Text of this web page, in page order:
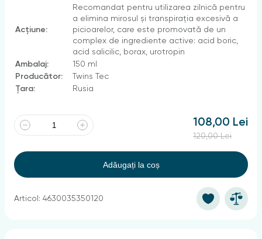
Acțiune:
Recomandat pentru utilizarea zilnică pentru
a elimina mirosul și transpirația excesivă a
picioarelor, care este promovată de un
complex de ingrediente active: acid boric,
acid salicilic, borax, urotropin
Ambalaj:
150 ml
Producător:
Twins Tec
Țara:
Rusia
108,00 Lei
120,00 Lei
Adăugați la coș
Articol: 4630035350120